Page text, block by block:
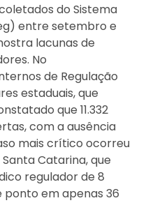
do Sistema
entre setembro e
lacunas de
No
de Regulação
estaduais, que
que 11.332
com a ausência
mais crítico ocorreu
Catarina, que
regulador de 8
ponto em apenas 36